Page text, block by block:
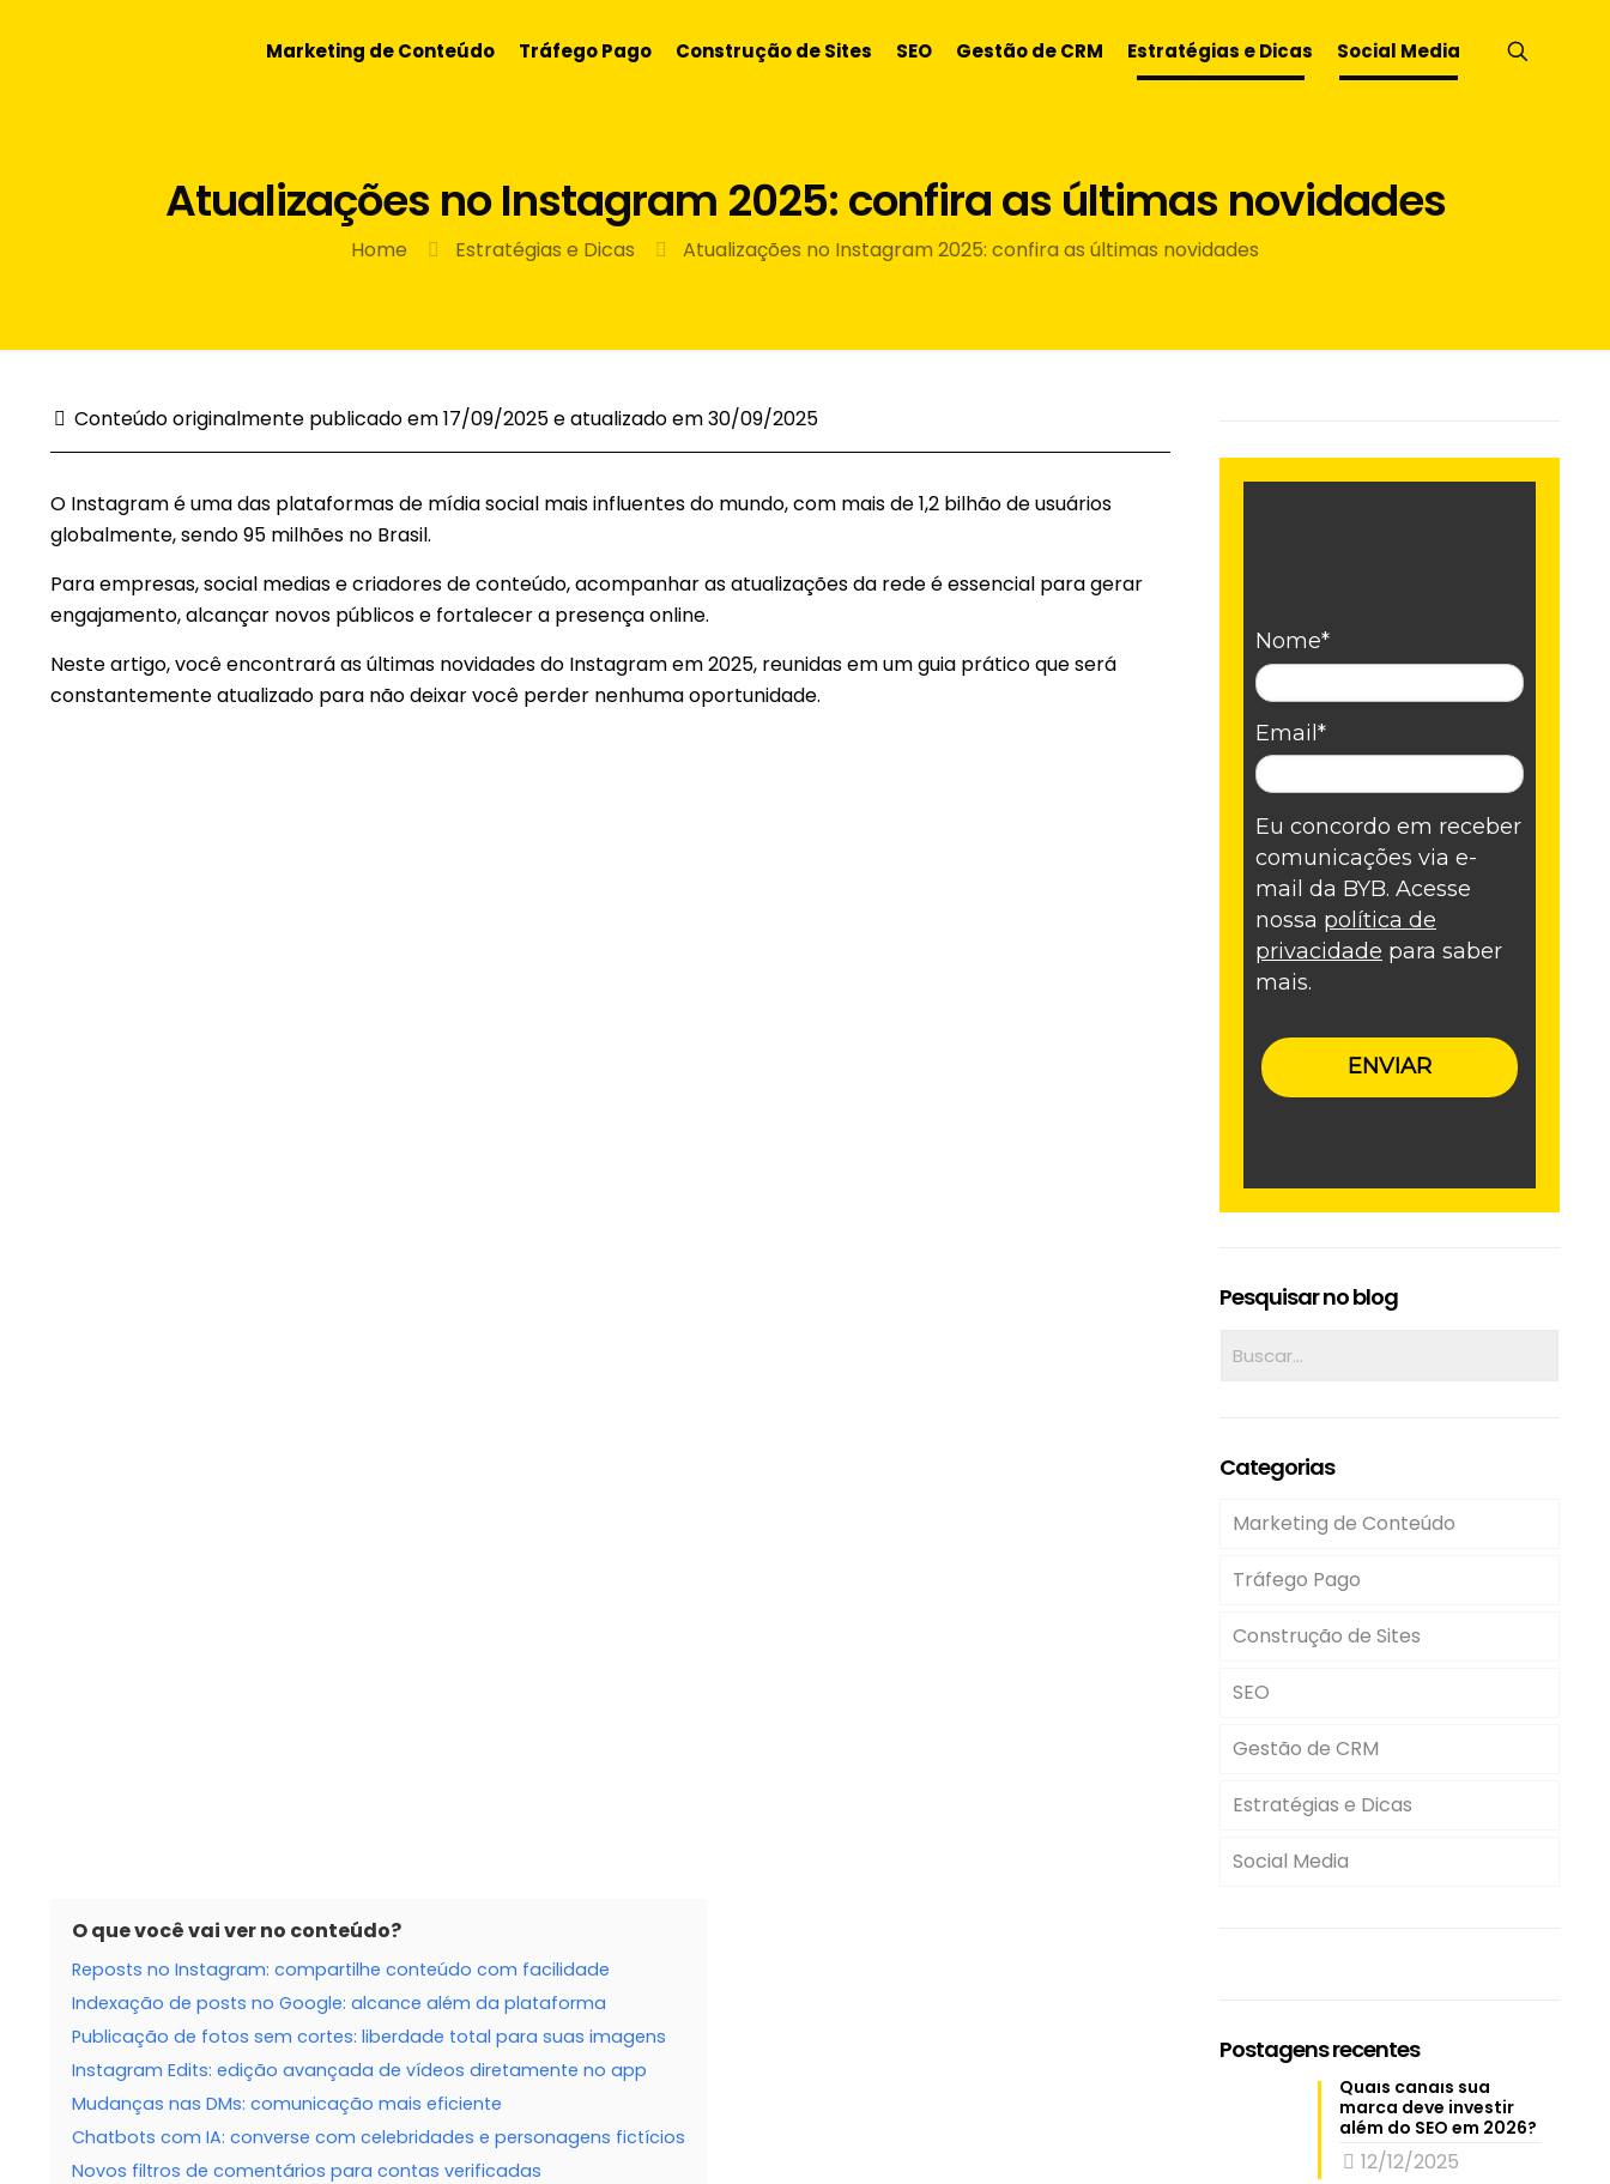
Marketing de Conteúdo Tráfego Pago Construção de Sites SEO Gestão de CRM Estratégias e Dicas Social Media
Atualizações no Instagram 2025: confira as últimas novidades
Home Estratégias e Dicas Atualizações no Instagram 2025: confira as últimas novidades
Conteúdo originalmente publicado em 17/09/2025 e atualizado em 30/09/2025
O Instagram é uma das plataformas de mídia social mais influentes do mundo, com mais de 1,2 bilhão de usuários
globalmente, sendo 95 milhões no Brasil.
Para empresas, social medias e criadores de conteúdo, acompanhar as atualizações da rede é essencial para gerar
engajamento, alcançar novos públicos e fortalecer a presença online.
Neste artigo, você encontrará as últimas novidades do Instagram em 2025, reunidas em um guia prático que será
constantemente atualizado para não deixar você perder nenhuma oportunidade.
O que você vai ver no conteúdo?
Reposts no Instagram: compartilhe conteúdo com facilidade
Indexação de posts no Google: alcance além da plataforma
Publicação de fotos sem cortes: liberdade total para suas imagens
Instagram Edits: edição avançada de vídeos diretamente no app
Mudanças nas DMs: comunicação mais eficiente
Chatbots com IA: converse com celebridades e personagens fictícios
Novos filtros de comentários para contas verificadas
Nome*
Email*
Eu concordo em receber
comunicações via e-
mail da BYB. Acesse
nossa política de
privacidade para saber
mais.
ENVIAR
Pesquisar no blog
Categorias
Marketing de Conteúdo
Tráfego Pago
Construção de Sites
SEO
Gestão de CRM
Estratégias e Dicas
Social Media
Postagens recentes
Quais canais sua
marca deve investir
além do SEO em 2026?
12/12/2025